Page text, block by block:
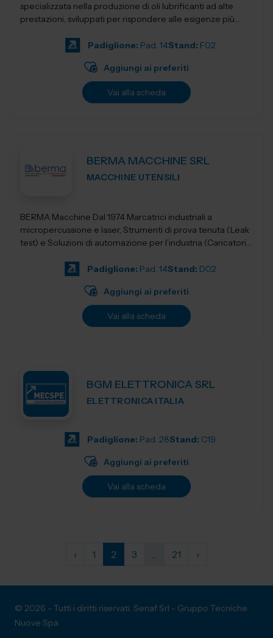
specializzata nella produzione di oli lubrificanti ad alte
prestazioni, sviluppati per rispondere alle esigenze più
Padiglione: Pad. 14Stand: F02
Aggiungi ai preferiti
Vai alla scheda
BERMA MACCHINE SRL
MACCHINE UTENSILI
BERMA Macchine Dal 1974 Marcatrici industriali a
micropercussione e laser, Strumenti di prova tenuta (Leak
test) e Soluzioni di automazione per l’industria (Caricatori,
Padiglione: Pad. 14Stand: D02
Aggiungi ai preferiti
Vai alla scheda
BGM ELETTRONICA SRL
ELETTRONICA ITALIA
Padiglione: Pad. 28Stand: C19
Aggiungi ai preferiti
Vai alla scheda
‹ 1 2 3 ... 21 ›
© 2026 - Tutti i diritti riservati. Senaf Srl - Gruppo Tecniche
Nuove Spa